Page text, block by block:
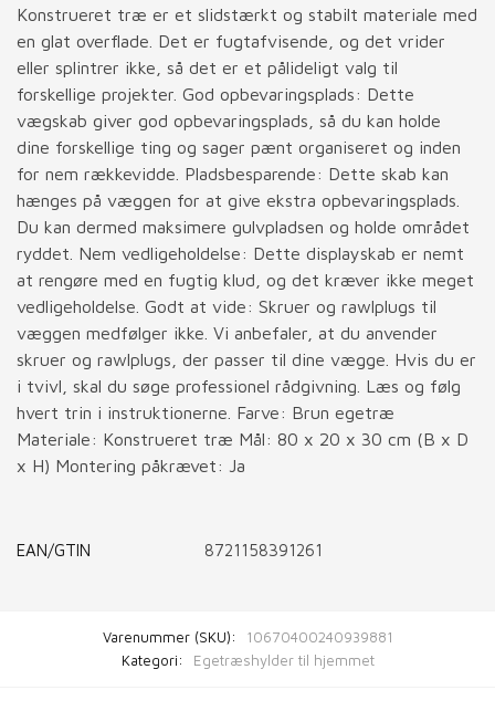
Konstrueret træ er et slidstærkt og stabilt materiale med
en glat overflade. Det er fugtafvisende, og det vrider
eller splintrer ikke, så det er et pålideligt valg til
forskellige projekter. God opbevaringsplads: Dette
vægskab giver god opbevaringsplads, så du kan holde
dine forskellige ting og sager pænt organiseret og inden
for nem rækkevidde. Pladsbesparende: Dette skab kan
hænges på væggen for at give ekstra opbevaringsplads.
Du kan dermed maksimere gulvpladsen og holde området
ryddet. Nem vedligeholdelse: Dette displayskab er nemt
at rengøre med en fugtig klud, og det kræver ikke meget
vedligeholdelse. Godt at vide: Skruer og rawlplugs til
væggen medfølger ikke. Vi anbefaler, at du anvender
skruer og rawlplugs, der passer til dine vægge. Hvis du er
i tvivl, skal du søge professionel rådgivning. Læs og følg
hvert trin i instruktionerne. Farve: Brun egetræ
Materiale: Konstrueret træ Mål: 80 x 20 x 30 cm (B x D
x H) Montering påkrævet: Ja
EAN/GTIN 8721158391261
Varenummer (SKU):
10670400240939881
Kategori:
Egetræshylder til hjemmet